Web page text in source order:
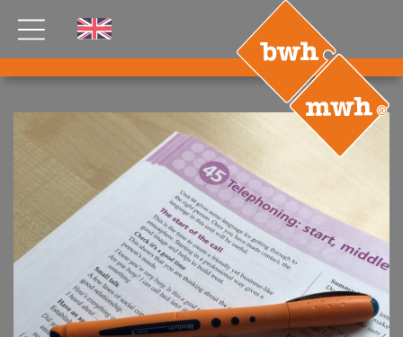
PRODUKTE
HT®
TEAM JOBS
GDS
FDS CA FDS USA